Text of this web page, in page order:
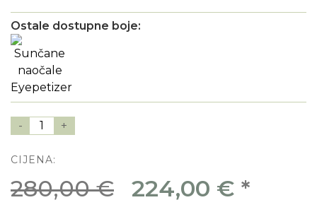
Ostale dostupne boje:
- 1 +
CIJENA:
280,00 € 224,00 € *